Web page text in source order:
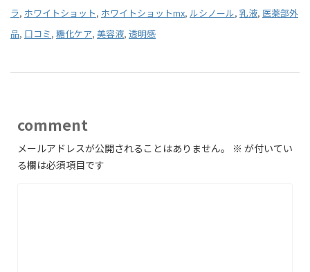
ラ, ホワイトショット, ホワイトショットmx, ルシノール, 乳液, 医薬部外
品, 口コミ, 糖化ケア, 美容液, 透明感
comment
メールアドレスが公開されることはありません。 ※ が付いてい
る欄は必須項目です